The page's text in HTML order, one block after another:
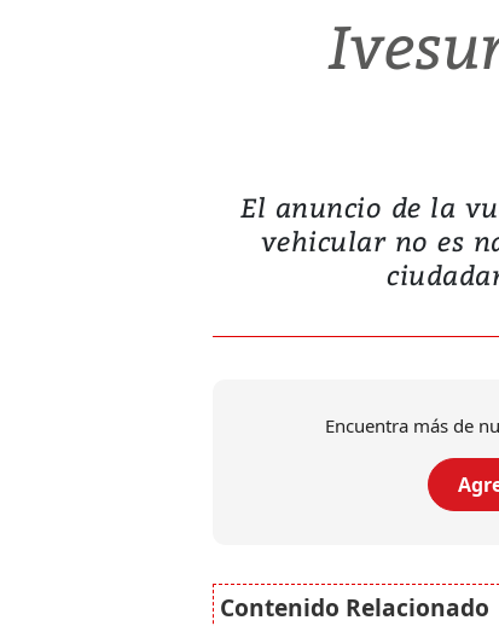
El anuncio de la
vehicular no es
Encuentra más de